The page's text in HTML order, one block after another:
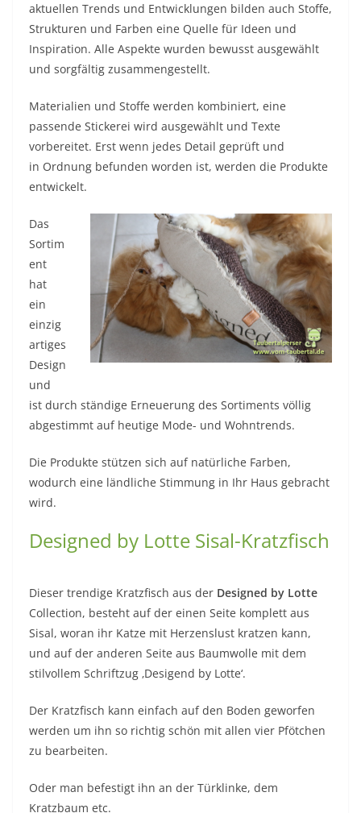
aktuellen Trends und Entwicklungen bilden auch Stoffe,
Strukturen und Farben eine Quelle für Ideen und
Inspiration. Alle Aspekte wurden bewusst ausgewählt
und sorgfältig zusammengestellt.
Materialien und Stoffe werden kombiniert, eine
passende Stickerei wird ausgewählt und Texte
vorbereitet. Erst wenn jedes Detail geprüft und
in Ordnung befunden worden ist, werden die Produkte
entwickelt.
Das
Sortim
ent
hat
ein
einzig
artiges
Design
und
ist durch ständige Erneuerung des Sortiments völlig
abgestimmt auf heutige Mode- und Wohntrends.
Die Produkte stützen sich auf natürliche Farben,
wodurch eine ländliche Stimmung in Ihr Haus gebracht
wird.
Designed by Lotte Sisal-Kratzfisch
Dieser trendige Kratzfisch aus der Designed by Lotte
Collection, besteht auf der einen Seite komplett aus
Sisal, woran ihr Katze mit Herzenslust kratzen kann,
und auf der anderen Seite aus Baumwolle mit dem
stilvollem Schriftzug ‚Desigend by Lotte‘.
Der Kratzfisch kann einfach auf den Boden geworfen
werden um ihn so richtig schön mit allen vier Pfötchen
zu bearbeiten.
Oder man befestigt ihn an der Türklinke, dem
Kratzbaum etc.